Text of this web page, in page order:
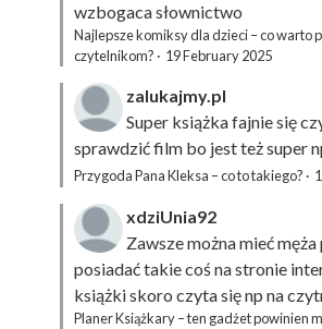
wzbogaca słownictwo
Najlepsze komiksy dla dzieci – co warto
czytelnikom? · 19 February 2025
zalukajmy.pl
Super książka fajnie się
sprawdzić film bo jest też super
Przygoda Pana Kleksa – co to takiego? ·
xdziUnia92
Zawsze można mieć
posiadać takie coś na stronie
książki skoro czyta się np na
Planer Książkary – ten gadżet powinien